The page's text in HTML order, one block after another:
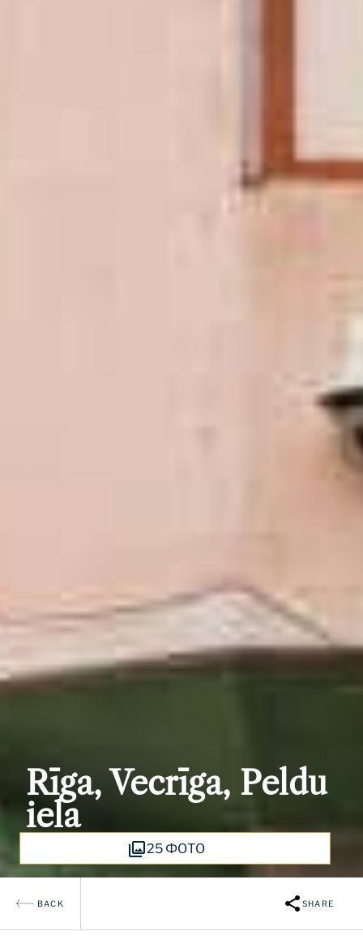
Rīga, Vecrīga, Peldu
iela
25 ФОТО
BACK SHARE